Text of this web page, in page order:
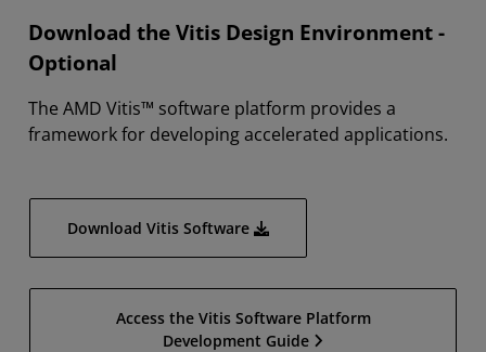
Download the Vitis Design Environment -
Optional
The AMD Vitis™ software platform provides a
framework for developing accelerated applications.
Download Vitis Software
Access the Vitis Software Platform
Development Guide